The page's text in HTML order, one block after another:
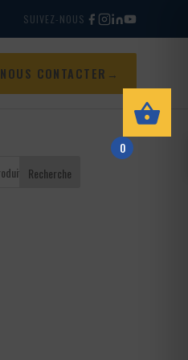
SUIVEZ-NOUS
NOUS CONTACTER
Recherche
0